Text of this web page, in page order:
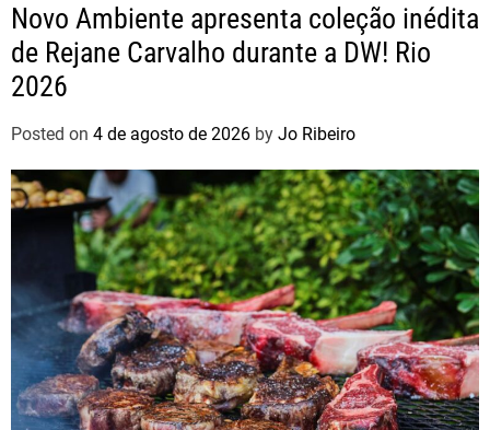
Novo Ambiente apresenta coleção inédita
de Rejane Carvalho durante a DW! Rio
2026
Posted on 4 de agosto de 2026 by Jo Ribeiro